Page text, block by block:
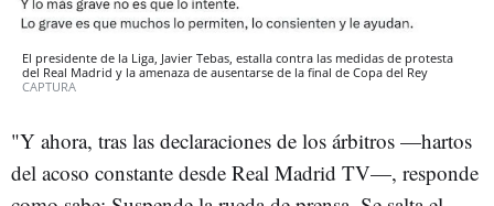
El presidente de la Liga, Javier Tebas, estalla contra las medidas de protesta
del Real Madrid y la amenaza de ausentarse de la final de Copa del Rey
CAPTURA
"Y ahora, tras las declaraciones de los árbitros —hartos
del acoso constante desde Real Madrid TV—, responde